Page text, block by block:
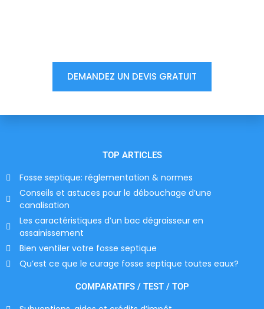
DEMANDEZ UN DEVIS GRATUIT
TOP ARTICLES
Fosse septique: réglementation & normes
Conseils et astuces pour le débouchage d’une
canalisation
Les caractéristiques d’un bac dégraisseur en
assainissement
Bien ventiler votre fosse septique
Qu’est ce que le curage fosse septique toutes eaux?
COMPARATIFS / TEST / TOP